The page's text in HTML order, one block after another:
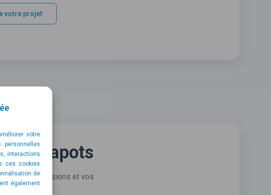
votre projet
et capots
vos dimensions et vos
votre
interactions
ces cookies
de
également